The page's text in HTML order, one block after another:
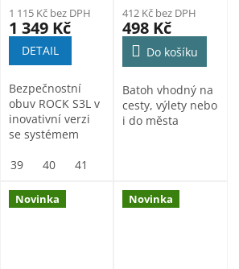
1 115 Kč bez DPH
1 349 Kč
DETAIL
Bezpečnostní
obuv ROCK S3L v
inovativní verzi
se systémem
SPINPRO,
39 40 41
412 Kč bez DPH
498 Kč
Do košíku
Batoh vhodný na
cesty, výlety nebo
i do města
Novinka Novinka